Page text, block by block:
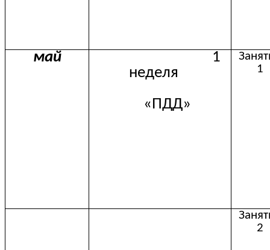
май
1
неделя
«ПДД»
1
2